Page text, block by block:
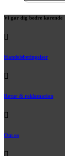
Vi gør dig bedre kørende
Handelsbetingelser
Retur & reklamation
Om os